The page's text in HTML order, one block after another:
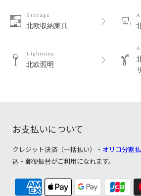
Storage
北欧収納家具
Lightning
北欧照明
お支払いについて
クレジット決済（一括払い）・ オリコ分割
込・郵便振替がご利用になれます。